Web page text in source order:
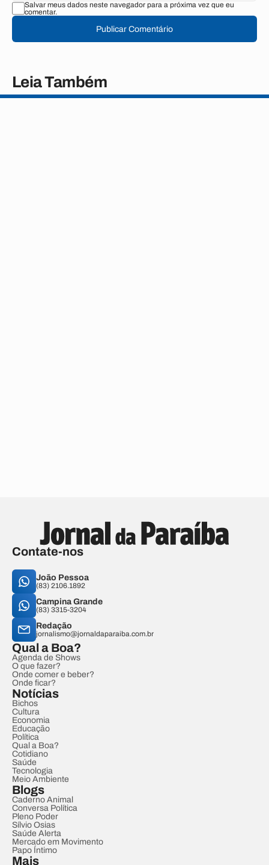
Salvar meus dados neste navegador para a próxima vez que eu
comentar.
Publicar Comentário
Leia Também
Contate-nos
João Pessoa
(83) 2106.1892
Campina Grande
(83) 3315-3204
Redação
jornalismo@jornaldaparaiba.com.br
Qual a Boa?
Agenda de Shows
O que fazer?
Onde comer e beber?
Onde ficar?
Notícias
Bichos
Cultura
Economia
Educação
Política
Qual a Boa?
Cotidiano
Saúde
Tecnologia
Meio Ambiente
Blogs
Caderno Animal
Conversa Política
Pleno Poder
Sílvio Osias
Saúde Alerta
Mercado em Movimento
Papo Íntimo
Mais